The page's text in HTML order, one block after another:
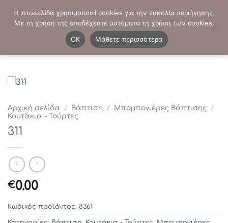
στο
ΤΗΛΕΦΩΝΙΚΕΣ ΠΑΡΑΓΓΕΛΙΕΣ: - 2103821941
Αρχική σελίδα / Βάπτιση / Μπομπονιέρες Βάπτισης
/
Κουτάκια - Τούρτες
311
€0.00
Κωδικός προϊόντος: 8361
Η ιστοσελίδα χρησιμοποιεί cookies για την ευκολία περιήγησης.
Με τη χρήση της αποδέχεστε αυτόματα τη χρήση των cookies.
OK
Μάθετε περισσότερα